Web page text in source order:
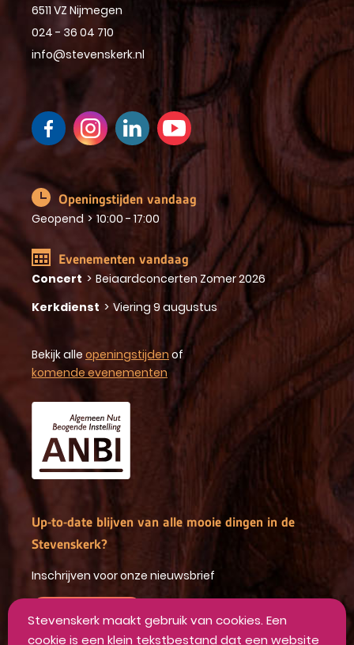
6511 VZ Nijmegen
024 - 36 04 710
info@stevenskerk.nl
Openingstijden vandaag
Geopend > 10:00 - 17:00
Evenementen vandaag
Concert > Beiaardconcerten Zomer 2026
Kerkdienst > Viering 9 augustus
Bekijk alle openingstijden of
komende evenementen
Up-to-date blijven van alle mooie dingen in de
Stevenskerk?
Inschrijven voor onze nieuwsbrief
Stevenskerk maakt gebruik van cookies. Een
cookie is een klein tekstbestand dat een website